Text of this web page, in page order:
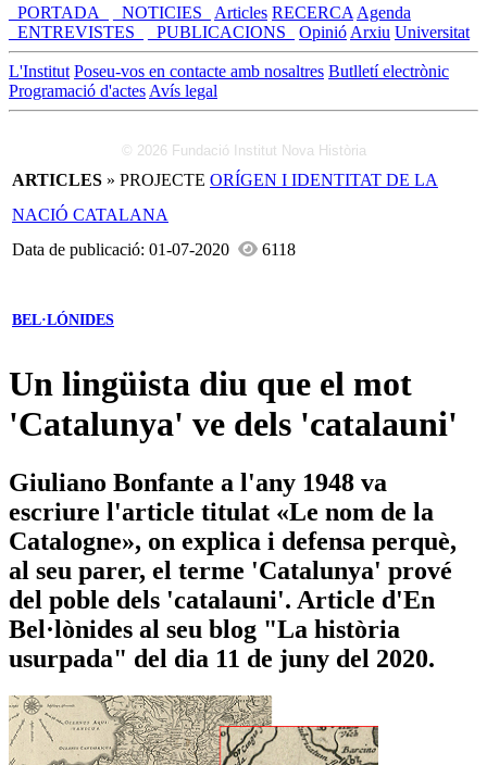
_PORTADA_ _NOTICIES_ Articles RECERCA Agenda
_ENTREVISTES_
_PUBLICACIONS_ Opinió Arxiu Universitat
L'Institut Poseu-vos en contacte amb nosaltres Butlletí electrònic
Programació d'actes Avís legal
© 2026 Fundació Institut Nova Història
ARTICLES » PROJECTE ORÍGEN I IDENTITAT DE LA
NACIÓ CATALANA
Data de publicació: 01-07-2020
6118
BEL·LÓNIDES
Un lingüista diu que el mot
'Catalunya' ve dels 'catalauni'
Giuliano Bonfante a l'any 1948 va
escriure l'article titulat «Le nom de la
Catalogne», on explica i defensa perquè,
al seu parer, el terme 'Catalunya' prové
del poble dels 'catalauni'. Article d'En
Bel·lònides al seu blog "La història
usurpada" del dia 11 de juny del 2020.